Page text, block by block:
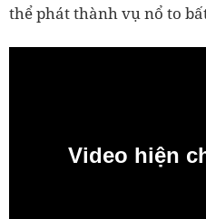
thể phát thành vụ nổ to
Video hiện